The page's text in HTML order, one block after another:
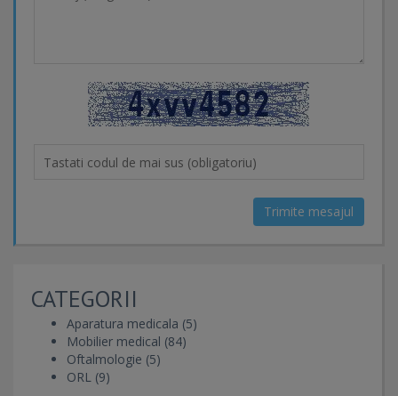
Trimite mesajul
CATEGORII
Aparatura medicala (5)
Mobilier medical (84)
Oftalmologie (5)
ORL (9)